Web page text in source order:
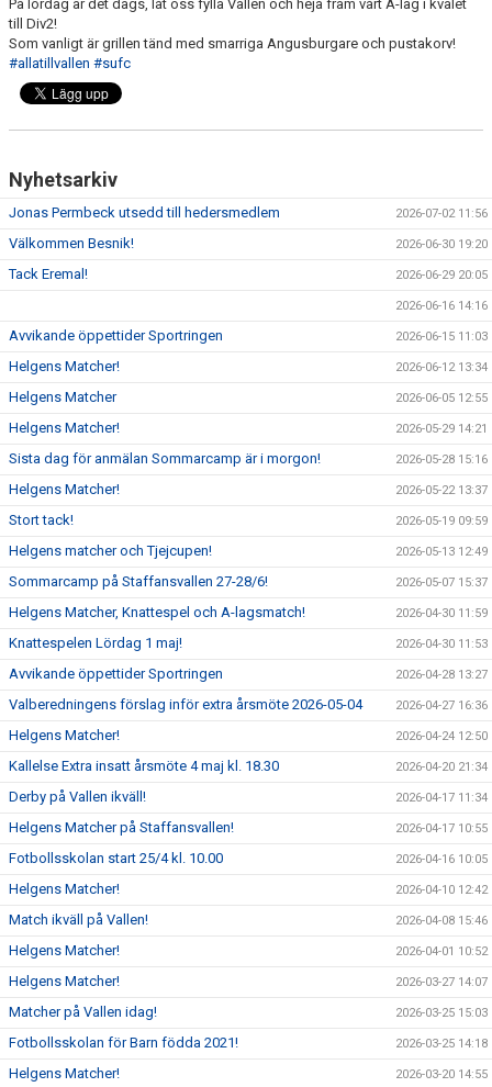
KLÄDPROFIL
LEDARINFORMATION
KONTAKT/KANSLI
PARTNERS
OM SUFC
På lördag är det dags, låt oss fylla Vallen och heja fram vårt A-lag i kvalet
till Div2!
Som vanligt är grillen tänd med smarriga Angusburgare och pustakorv!
#allatillvallen #sufc
Nyhetsarkiv
Jonas Permbeck utsedd till hedersmedlem 2026-07-02 11:56
Välkommen Besnik! 2026-06-30 19:20
Tack Eremal! 2026-06-29 20:05
2026-06-16 14:16
Avvikande öppettider Sportringen 2026-06-15 11:03
Helgens Matcher! 2026-06-12 13:34
Helgens Matcher 2026-06-05 12:55
Helgens Matcher! 2026-05-29 14:21
Sista dag för anmälan Sommarcamp är i morgon! 2026-05-28 15:16
Helgens Matcher! 2026-05-22 13:37
Stort tack! 2026-05-19 09:59
Helgens matcher och Tjejcupen! 2026-05-13 12:49
Sommarcamp på Staffansvallen 27-28/6! 2026-05-07 15:37
Helgens Matcher, Knattespel och A-lagsmatch! 2026-04-30 11:59
Knattespelen Lördag 1 maj! 2026-04-30 11:53
Avvikande öppettider Sportringen 2026-04-28 13:27
Valberedningens förslag inför extra årsmöte 2026-05-04 2026-04-27 16:36
Helgens Matcher! 2026-04-24 12:50
Kallelse Extra insatt årsmöte 4 maj kl. 18.30 2026-04-20 21:34
Derby på Vallen ikväll! 2026-04-17 11:34
Helgens Matcher på Staffansvallen! 2026-04-17 10:55
Fotbollsskolan start 25/4 kl. 10.00 2026-04-16 10:05
Helgens Matcher! 2026-04-10 12:42
Match ikväll på Vallen! 2026-04-08 15:46
Helgens Matcher! 2026-04-01 10:52
Helgens Matcher! 2026-03-27 14:07
Matcher på Vallen idag! 2026-03-25 15:03
Fotbollsskolan för Barn födda 2021! 2026-03-25 14:18
Helgens Matcher! 2026-03-20 14:55